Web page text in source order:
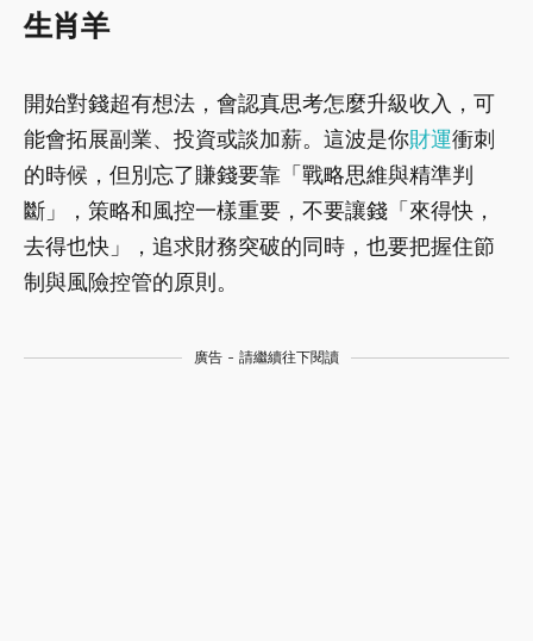
生肖羊
開始對錢超有想法，會認真思考怎麼升級收入，可
能會拓展副業、投資或談加薪。這波是你財運衝刺
的時候，但別忘了賺錢要靠「戰略思維與精準判
斷」，策略和風控一樣重要，不要讓錢「來得快，
去得也快」，追求財務突破的同時，也要把握住節
制與風險控管的原則。
廣告 - 請繼續往下閱讀